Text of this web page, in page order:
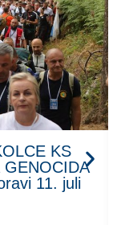
KS
11. juli